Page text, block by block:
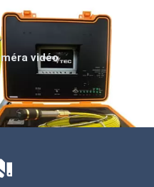
vidéo